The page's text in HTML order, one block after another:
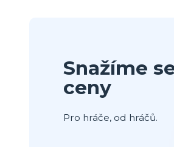
Snažíme
ceny
Pro hráče, od hráčů.